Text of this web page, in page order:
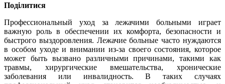
Поділитися
Профессиональный уход за лежачими больными играет
важную роль в обеспечении их комфорта, безопасности и
быстрого выздоровления. Лежачие больные часто нуждаются
в особом уходе и внимании из-за своего состояния, которое
может быть вызвано различными причинами, такими как
травмы, хирургические вмешательства, хронические
заболевания или инвалидность. В таких случаях